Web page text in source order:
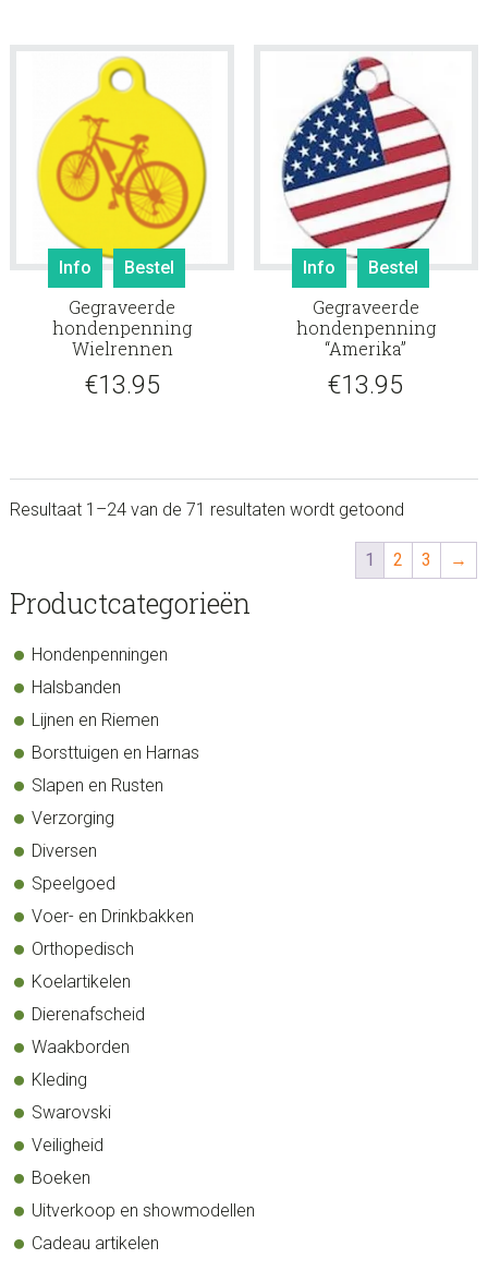
Info Bestel
Gegraveerde
hondenpenning
Wielrennen
€13.95
Info Bestel
Gegraveerde
hondenpenning
“Amerika”
€13.95
Resultaat 1–24 van de 71 resultaten wordt getoond
1 2 3 →
sidebar
Store
Productcategorieën
Hondenpenningen
Halsbanden
Lijnen en Riemen
Borsttuigen en Harnas
Slapen en Rusten
Verzorging
Diversen
Speelgoed
Voer- en Drinkbakken
Orthopedisch
Koelartikelen
Dierenafscheid
Waakborden
Kleding
Swarovski
Veiligheid
Boeken
Uitverkoop en showmodellen
Cadeau artikelen